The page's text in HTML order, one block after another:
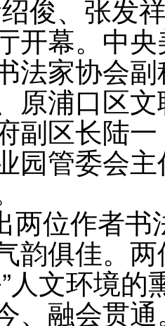
俊、张发
开幕。中
法家协会
原浦口区
副区长陆
园管委会
两位作者
韵俱佳。
人文环境
、融会贯